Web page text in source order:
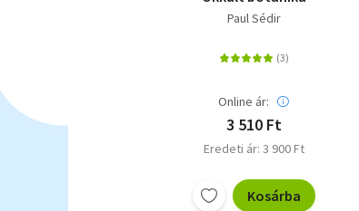
Paul Sédir
Online ár:
3 510 Ft
Eredeti ár: 3 900 Ft
Kosárba